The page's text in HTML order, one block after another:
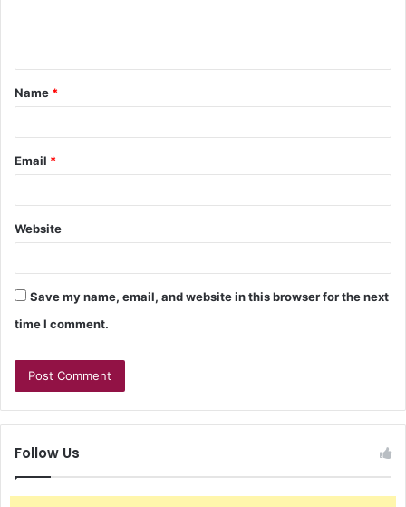
Name *
Email *
Website
Save my name, email, and website in this browser for the next
time I comment.
Follow Us